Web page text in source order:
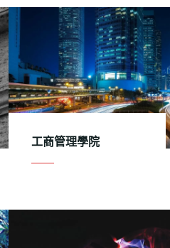
工商管理學院